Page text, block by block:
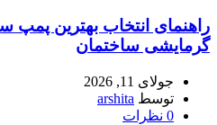
راهنمای انتخاب بهترین پمپ
گرمایشی ساختمان
جولای 11, 2026
توسط arshita
0 نظرات